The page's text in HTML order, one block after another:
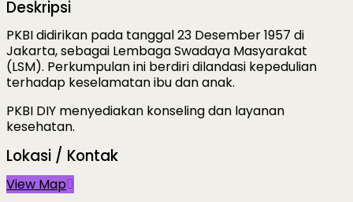
Deskripsi
PKBI didirikan pada tanggal 23 Desember 1957 di
Jakarta, sebagai Lembaga Swadaya Masyarakat
(LSM). Perkumpulan ini berdiri dilandasi kepedulian
terhadap keselamatan ibu dan anak.
PKBI DIY menyediakan konseling dan layanan
kesehatan.
Lokasi / Kontak
View Map